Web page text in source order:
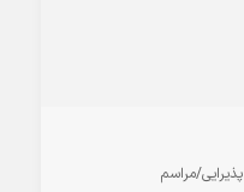
پذیرایی/مراسم